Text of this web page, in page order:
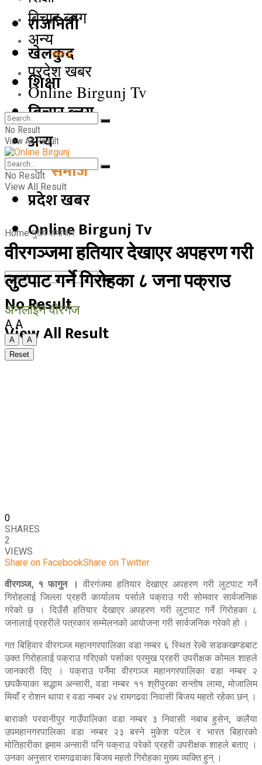
राजनिती
खेलकुद
शिक्षा
बिचार ब्लग
अन्य
समाज
प्रदेश खबर
Online Birgunj Tv
No Result
View All Result
बिचार ब्लग
अन्य
समाज
प्रदेश खबर
Online Birgunj Tv
No Result
View All Result
No Result
View All Result
Home मुख्य समाचार
वीरगञ्जमा हतियार देखाएर अपहरण गरी
लुटपाट गर्ने गिरोहका ८ जना पक्राउ
अनलाईन वीरगंज
A A
A
A
Reset
0
SHARES
2
VIEWS
Share on FacebookShare on Twitter
वीरगञ्ज, १ फागुन । वीरगंजमा हतियार देखाएर अपहरण गरी लुटपाट गर्ने
गिरोहलाई जिल्ला प्रहरी कार्यालय पर्साले पक्राउ गरी सोमवार सार्वजनिक
गरेको छ । दिउँसै हतियार देखाएर अपहरण गरी लुटपाट गर्ने गिरोहका ८
जनालाई प्रहरीले पत्रकार सम्मेलनको आयोजना गरी सार्वजनिक गरेको हो ।
गत बिहिवार वीरगञ्ज महानगरपालिका वडा नम्बर ६ स्थित रेल्वे सडकखण्डबाट
उक्त गिरोहलाई पक्राउ गरिएको पर्साका प्रमुख प्रहरी उपरीक्षक कोमल शाहले
जानकारी दिए । पक्राउ पर्नेमा वीरगञ्ज महानगरपालिका वडा नम्बर २
छपकैयाका सद्धाम अन्सारी, वडा नम्बर ११ श्रीपुरका सन्तोष लामा, मोजालिम
मियाँ र रोशन थापा र वडा नम्बर २४ रामगढवा निवासी बिजय महतो रहेका छन् ।
बाराको परवानीपुर गाउँपालिका वडा नम्बर ३ निवासी नबाब हुसेन, कलैया
उपमहानगरपालिका वडा नम्बर २३ बस्ने मुकेश पटेल र भारत बिहारको
मोतिहारीका इमाम अन्सारी पनि पक्राउ परेको प्रहरी उपरीक्षक शाहले बताए ।
उनका अनुसार रामगढवाका बिजय महतो गिरोहका मुख्य व्यक्ति हुन् ।